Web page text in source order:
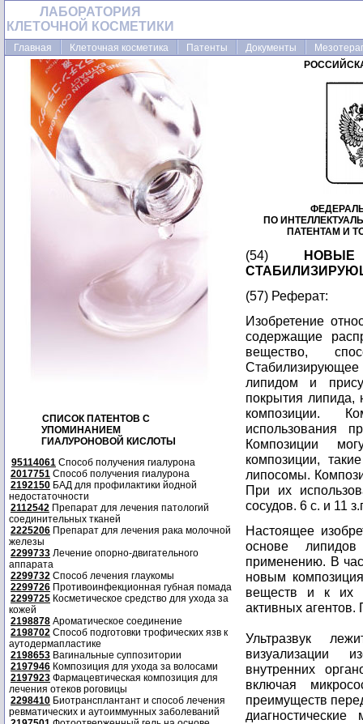
ЛАБОРАТОРИЯ
КЛЕТОЧНОЙ КОСМЕТИКИ
Главная Клеточная косметика Патенты Документы
СПИСОК ПАТЕНТОВ С
УПОМИНАНИЕМ
ГИАЛУРОНОВОЙ КИСЛОТЫ
95114061 Способ получения гиалурона
2017751 Способ получения гиалурона
2192150 БАД для профилактики йодной
недостаточности
2112542 Препарат для лечения патологий
соединительных тканей
2225206 Препарат для лечения рака молочной
железы
2299733 Лечение опорно-двигательного
аппарата
2299732 Способ лечения глаукомы
2299726 Противоинфекционная губная помада
2299725 Косметическое средство для ухода за
кожей
2198878 Ароматическое соединение
2198702 Способ подготовки трофических язв к
аутодермапластике
2198653 Вагинальные суппозитории
2197946 Композиция для ухода за волосами
2197923 Фармацевтическая композиция для
лечения отеков роговицы
2298410 Биотрансплантант и способ лечения
ревматических и аутоиммунных заболеваний
ПО
ПАТЕНТАМ И
(54)
(57) Реферат:
Изобретение
содержащие
вещество,
липидом и
покрытия липида,
композиции.
использования
Композиции
композиции,
липосомы.
При их
сосудов. 6 с. и 11
Настоящее
основе
применению. В
новым
веществ и к их
активных
Ультразвук
визуализации
внутренних
включая
преимуществ